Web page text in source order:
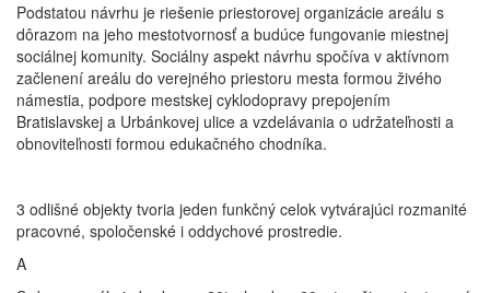
Podstatou návrhu je riešenie priestorovej organizácie areálu s
dôrazom na jeho mestotvornosť a budúce fungovanie miestnej
sociálnej komunity. Sociálny aspekt návrhu spočíva v aktívnom
začlenení areálu do verejného priestoru mesta formou živého
námestia, podpore mestskej cyklodopravy prepojením
Bratislavskej a Urbánkovej ulice a vzdelávania o udržateľnosti a
obnoviteľnosti formou edukačného chodníka.
3 odlišné objekty tvoria jeden funkčný celok vytvárajúci rozmanité
pracovné, spoločenské i oddychové prostredie.
A